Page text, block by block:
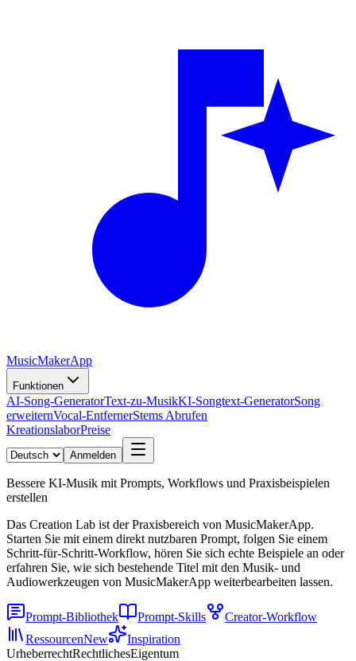
MusicMakerApp
Funktionen
AI-Song-GeneratorText-zu-MusikKI-Songtext-GeneratorSong
erweiternVocal-EntfernerStems Abrufen
KreationslaborPreise
Anmelden
Bessere KI-Musik mit Prompts, Workflows und Praxisbeispielen
erstellen
Das Creation Lab ist der Praxisbereich von MusicMakerApp.
Starten Sie mit einem direkt nutzbaren Prompt, folgen Sie einem
Schritt-für-Schritt-Workflow, hören Sie sich echte Beispiele an oder
erfahren Sie, wie sich bestehende Titel mit den Musik- und
Audiowerkzeugen von MusicMakerApp weiterbearbeiten lassen.
Prompt-Bibliothek Prompt-Skills
Creator-Workflow
RessourcenNew
Inspiration
UrheberrechtRechtlichesEigentum